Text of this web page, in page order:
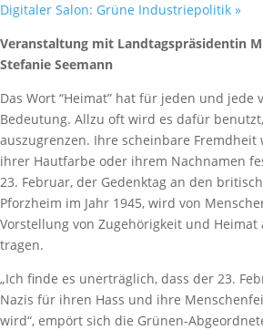
Digitaler Salon: Grüne Industriepolitik »
Veranstaltung mit Landtagspräsidentin
Stefanie Seemann
Das Wort “Heimat” hat für jeden und jede
Bedeutung. Allzu oft wird es dafür
auszugrenzen. Ihre scheinbare
ihrer Hautfarbe oder ihrem Nachnamen
23. Februar, der Gedenktag an den
Pforzheim im Jahr 1945, wird von
Vorstellung von Zugehörigkeit und Heimat
tragen.
„Ich finde es unerträglich, dass der 23.
Nazis für ihren Hass und ihre
wird“, empört sich die Grünen-